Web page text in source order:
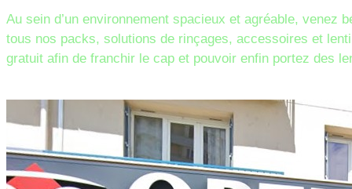
Au sein d’un environnement spacieux et agréable, venez
tous nos packs, solutions de rinçages, accessoires et
gratuit afin de franchir le cap et pouvoir enfin portez des